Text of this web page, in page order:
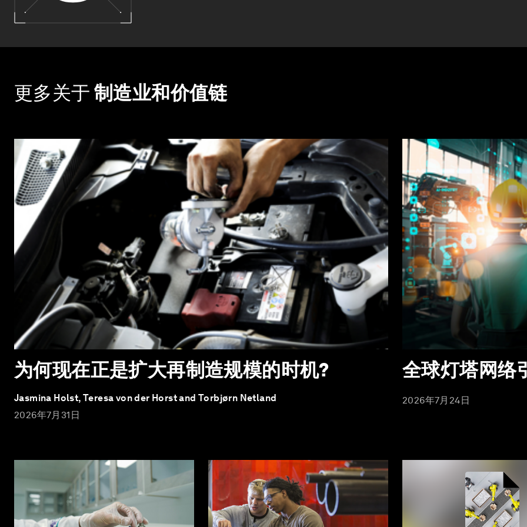
更多关于 制造业和价值链
为何现在正是扩大再制造规模的时机?
Jasmina Holst, Teresa von der Horst and Torbjørn Netland
2026年7月31日
全球灯塔网络
2026年7月24日